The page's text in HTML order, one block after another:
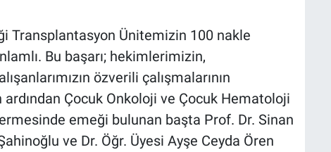
Transplantasyon Ünitemizin 100 nakle
Bu başarı; hekimlerimizin,
özverili çalışmalarının
ardından Çocuk Onkoloji ve Çocuk Hematoloji
emeği bulunan başta Prof. Dr. Sinan
ve Dr. Öğr. Üyesi Ayşe Ceyda Ören